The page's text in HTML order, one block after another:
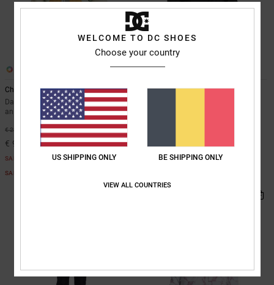
Chalet 10K
Dames Beige Technische snow
anorak
€ 220,00 55%
€ 99,00
SALE
SALE ON SALE 25% EXTRA
2
Paramount 15K
SALE
WELCOME TO DC SHOES
Choose your country
US SHIPPING ONLY BE SHIPPING ONLY
VIEW ALL COUNTRIES